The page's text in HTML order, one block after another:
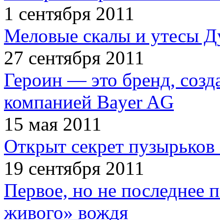
1 сентября 2011
Меловые скалы и утесы
27 сентября 2011
Героин — это бренд,
компанией Bayer AG
15 мая 2011
Открыт секрет пузырьков
19 сентября 2011
Первое, но не последнее
живого» вождя